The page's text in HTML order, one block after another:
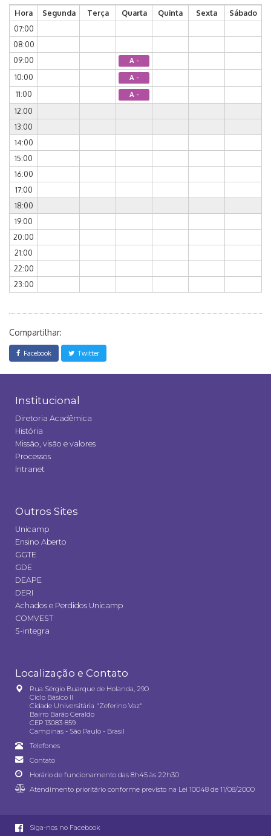
Hora Segunda Terça Quarta Quinta Sexta
Sábado
07:00
08:00
09:00
A -
10:00 A -
11:00 A -
12:00
13:00
14:00
15:00
16:00
17:00
18:00
19:00
20:00
21:00
22:00
23:00
Compartilhar:
Facebook Twitter
Institucional
Diretoria Acadêmica
História
Missão, visão e valores
Processos
Intranet
Outros Sites
Unicamp
Ensino Aberto
GGTE
GDE
DEAPE
DERI
Achados e Perdidos Unicamp
COMVEST
S-integra
Localização e Contato
Rua Sérgio Buarque de Holanda, 290
Ciclo Básico II
Cidade Universitária "Zeferino Vaz"
Bairro Barão Geraldo
CEP 13083-859
Campinas - São Paulo - Brasil
Telefones
Contato
Horário de funcionamento das 8h45 às 22h30
Atendimento prioritário conforme previsto na Lei 10048 de 11/08/2000
Siga-nos no Facebook